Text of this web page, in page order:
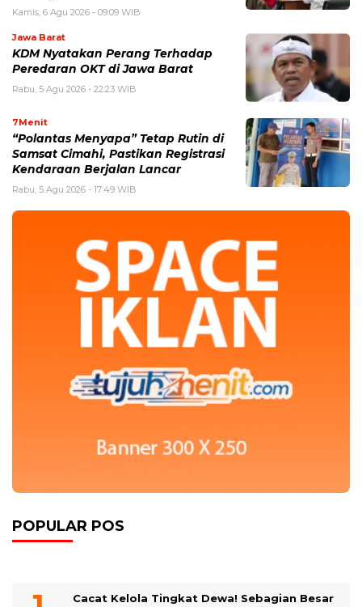
Kamis, 6 Agu 2026 - 09:09 WIB
Jawa Barat
KDM Nyatakan Perang Terhadap
Peredaran OKT di Jawa Barat
Rabu, 5 Agu 2026 - 22:23 WIB
7Menit
“Polantas Menyapa” Tetap Rutin di
Samsat Cimahi, Pastikan Registrasi
Kendaraan Berjalan Lancar
Rabu, 5 Agu 2026 - 17:49 WIB
POPULAR POS
Cacat Kelola Tingkat Dewa! Sebagian Besar